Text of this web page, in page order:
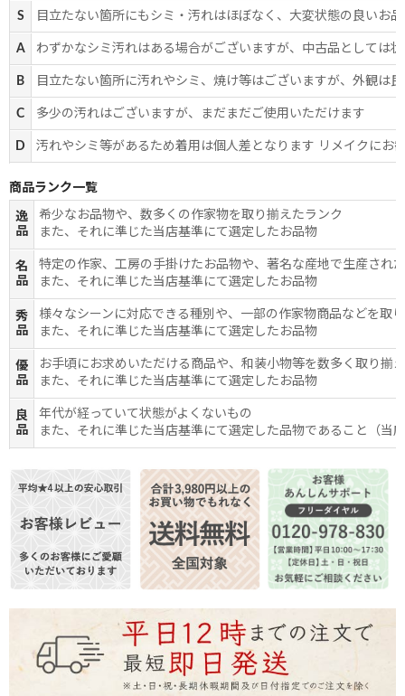
S 目立たない箇所にもシミ・汚れはほぼなく、大変状態の良いお
A わずかなシミ汚れはある場合がございますが、中古品としては
B 目立たない箇所に汚れやシミ、焼け等はございますが、外観は
C 多少の汚れはございますが、まだまだご使用いただけます
D 汚れやシミ等があるため着用は個人差となります リメイクにお
商品ランク一覧
逸
品
希少なお品物や、数多くの作家物を取り揃えたランク
また、それに準じた当店基準にて選定したお品物
名
品
特定の作家、工房の手掛けたお品物や、著名な産地で生産され
また、それに準じた当店基準にて選定したお品物
秀
品
様々なシーンに対応できる種別や、一部の作家物商品などを取
また、それに準じた当店基準にて選定したお品物
優
品
お手頃にお求めいただける商品や、和装小物等を数多く取り揃
また、それに準じた当店基準にて選定したお品物
良
品
年代が経っていて状態がよくないもの
また、それに準じた当店基準にて選定した品物であること（当